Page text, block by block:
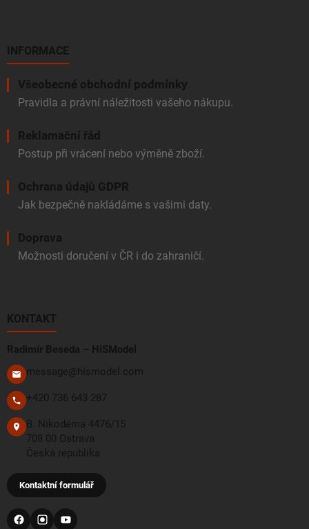
INFORMACE
Všeobecné obchodní podmínky
Pravidla a právní náležitosti vašeho nákupu.
Reklamační řád
Postup při vrácení nebo výměně zboží.
Ochrana údajů GDPR
Jak bezpečně nakládáme s vašimi daty.
Doprava
Možnosti doručení v ČR i do zahraničí.
KONTAKT
Radimír Beseda – HiSModel
message@hismodel.com
+420 736 643 287
B. Nikodéma 4476/15
708 00 Ostrava
Česká republika
Kontaktní formulář